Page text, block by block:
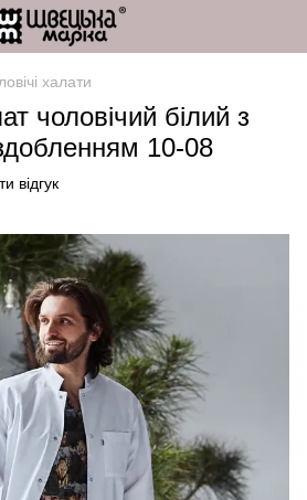
халати
чоловічий білий з
10-08
відгук